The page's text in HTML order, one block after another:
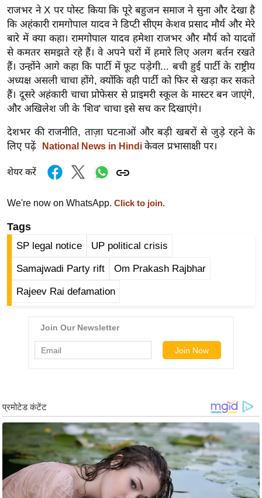
ऑ
टो
व
र्ल्ड
न्यू
ज
ब्री
म
रं
न
ग
त
बॉ
वु
ल्म
स
मी
क्षा
B
r
राजभर ने X पर पोस्ट किया कि पूरे बहुजन समाज ने सुना और देखा है
कि अहंकारी रामगोपाल यादव ने डिप्टी सीएम केशव प्रसाद मौर्य और मेरे
बारे में क्या कहा। रामगोपाल यादव हमेशा राजभर और मौर्य को यादवों
से कमतर समझते रहे हैं। वे अपने घरों में हमारे लिए अलग बर्तन रखते
हैं। उन्होंने आगे कहा कि पार्टी में फूट पड़ेगी... बची हुई पार्टी के राष्ट्रीय
अध्यक्ष असली चाचा होंगे, क्योंकि वही पार्टी को फिर से खड़ा कर सकते
हैं। दूसरे अहंकारी चाचा प्रोफेसर से प्राइमरी स्कूल के मास्टर बन जाएंगे,
और अखिलेश जी के 'शिव' चाचा इसे सच कर दिखाएंगे।
देशभर की राजनीति, ताज़ा घटनाओं और बड़ी खबरों से जुड़े रहने के
लिए पढ़ें
National News in Hindi केवल प्रभासाक्षी पर।
शेयर करें
We're now on WhatsApp. Click to join.
Tags
SP legal notice UP political crisis
Samajwadi Party rift Om Prakash Rajbhar
Rajeev Rai defamation